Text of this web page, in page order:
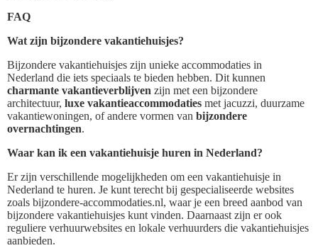
FAQ
Wat zijn bijzondere vakantiehuisjes?
Bijzondere vakantiehuisjes zijn unieke accommodaties in
Nederland die iets speciaals te bieden hebben. Dit kunnen
charmante vakantieverblijven zijn met een bijzondere
architectuur, luxe vakantieaccommodaties met jacuzzi, duurzame
vakantiewoningen, of andere vormen van bijzondere
overnachtingen.
Waar kan ik een vakantiehuisje huren in Nederland?
Er zijn verschillende mogelijkheden om een vakantiehuisje in
Nederland te huren. Je kunt terecht bij gespecialiseerde websites
zoals bijzondere-accommodaties.nl, waar je een breed aanbod van
bijzondere vakantiehuisjes kunt vinden. Daarnaast zijn er ook
reguliere verhuurwebsites en lokale verhuurders die vakantiehuisjes
aanbieden.